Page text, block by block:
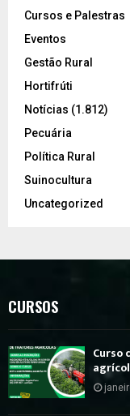
Cursos e Palestras
Eventos
Gestão Rural
Hortifrúti
Notícias (1.812)
Pecuária
Política Rural
Suinocultura
Uncategorized
CURSOS
Curso